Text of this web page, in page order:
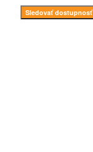
Sledovať dostupnosť